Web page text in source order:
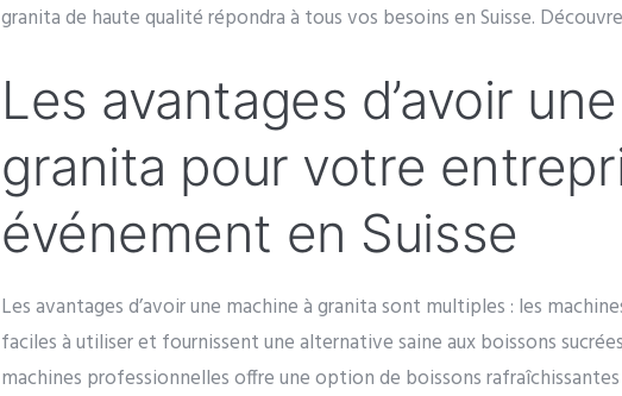
granita de haute qualité répondra à tous vos besoins en Suisse.
Les avantages d’avoir
granita pour votre
événement en Suisse
Les avantages d’avoir une machine à granita sont multiples : les
faciles à utiliser et fournissent une alternative saine aux boissons
machines professionnelles offre une option de boissons